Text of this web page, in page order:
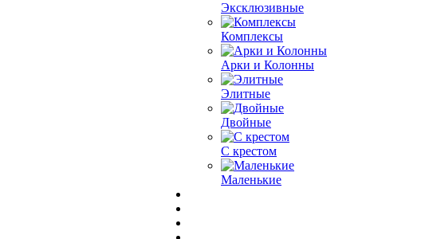
Эксклюзивные
Комплексы
Арки и Колонны
Элитные
Двойные
С крестом
Маленькие